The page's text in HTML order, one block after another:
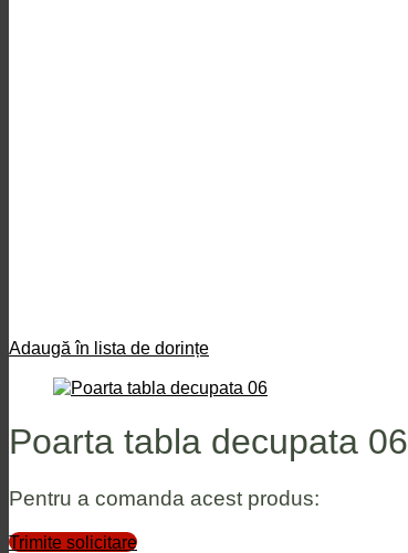
Adaugă în lista de dorințe
Poarta tabla decupata 06
Pentru a comanda acest produs:
Trimite solicitare